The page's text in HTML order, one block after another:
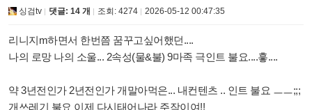
싱검tv 댓글: 14 개 조회: 4274 2026-05-12 00:47:35
리니지m하면서 한번쯤 꿈꾸고싶어했던....
나의 로망 나의 소울... 2속성(물&불) 9마족 극인트 불요....흫....
약 3년전인가 2년전인가 개말아먹은... 내컨텐츠 .. 인트 불요 ㅡㅡ;;;
개쓰레기 불요 이제 다시태어나라 주작이여!!